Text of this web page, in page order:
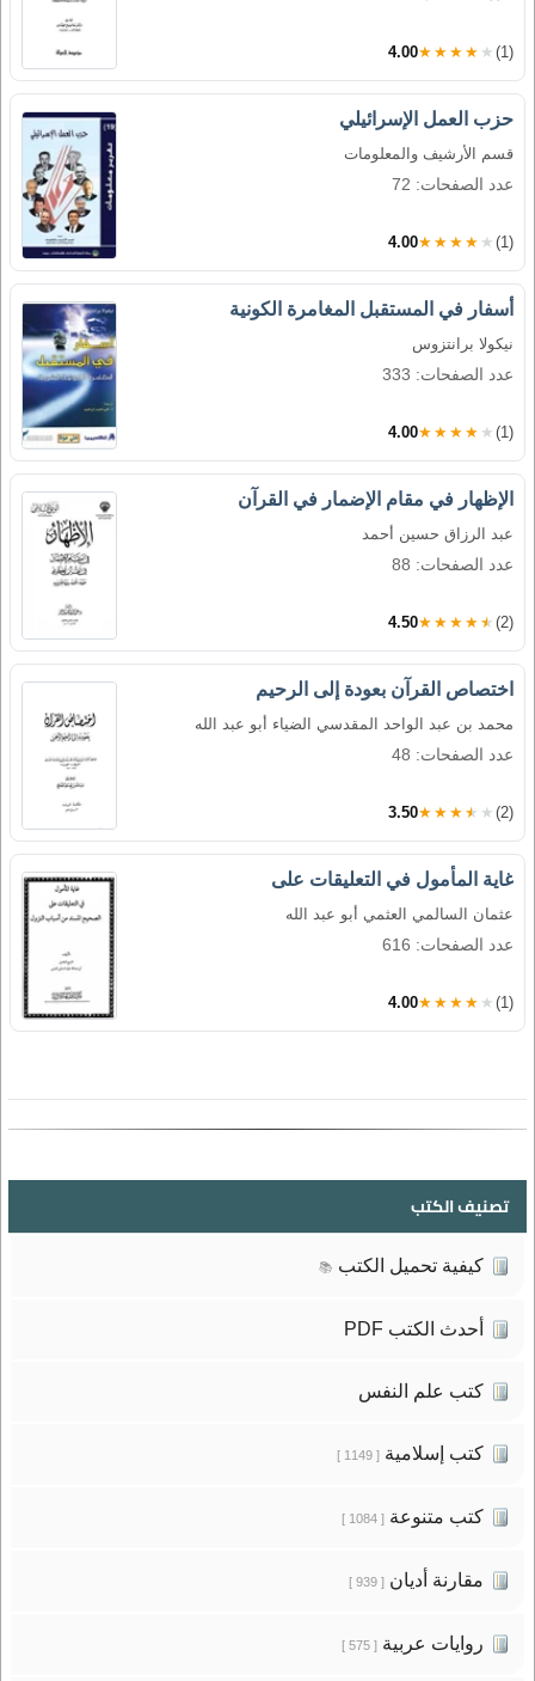
4.00★★★★★ (1)
حزب العمل الإسرائيلي
قسم الأرشيف والمعلومات
عدد الصفحات: 72
4.00★★★★★ (1)
أسفار في المستقبل المغامرة الكونية
نيكولا برانتزوس
عدد الصفحات: 333
4.00★★★★★ (1)
الإظهار في مقام الإضمار في القرآن
عبد الرزاق حسين أحمد
عدد الصفحات: 88
4.50★★★★★ (2)
اختصاص القرآن بعودة إلى الرحيم
محمد بن عبد الواحد المقدسي الضياء أبو عبد الله
عدد الصفحات: 48
3.50★★★★★ (2)
غاية المأمول في التعليقات على
عثمان السالمي العثمي أبو عبد الله
عدد الصفحات: 616
4.00★★★★★ (1)
تصنيف الكتب
كيفية تحميل الكتب 📚
أحدث الكتب PDF
كتب علم النفس
كتب إسلامية[ 1149 ]
كتب متنوعة[ 1084 ]
مقارنة أديان[ 939 ]
روايات عربية[ 575 ]